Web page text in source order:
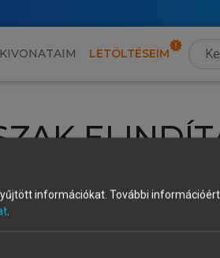
KIVONATAIM LETÖLTÉSEIM
fiókoddal, iskolai azonosítóddal vagy
hozzáférésrevagy
vagy hozz
információkat. További
.